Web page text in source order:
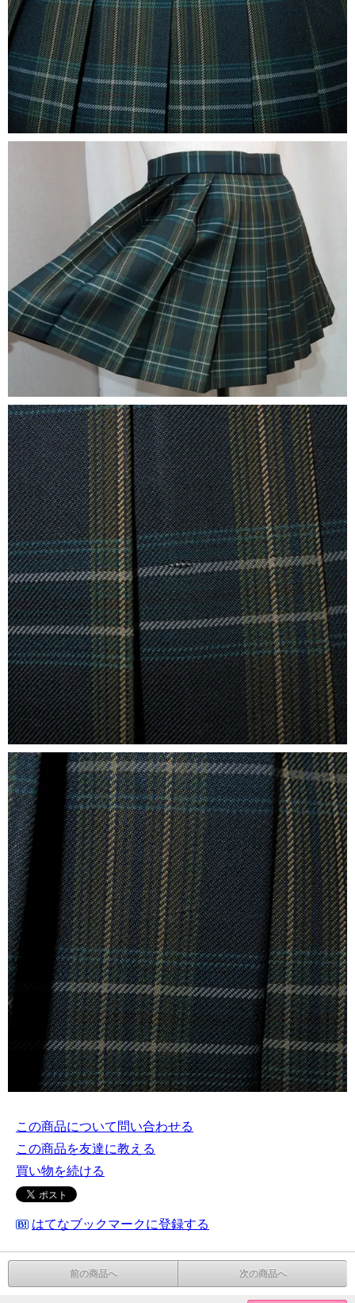
この商品について問い合わせる
この商品を友達に教える
買い物を続ける
はてなブックマークに登録する
前の商品へ 次の商品へ